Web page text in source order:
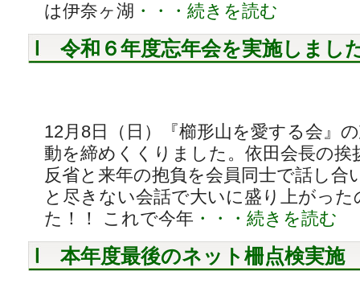
は伊奈ヶ湖 ・・・続きを読む
令和６年度忘年会を実施しまし
12月8日（日）『櫛形山を愛する会』
動を締めくくりました。依田会長の挨
反省と来年の抱負を会員同士で話し合
と尽きない会話で大いに盛り上がっ
た！！ これで今年 ・・・続きを読む
本年度最後のネット柵点検実施